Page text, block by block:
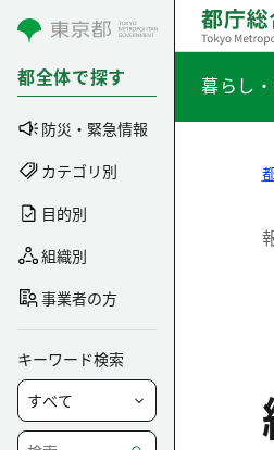
コンテンツにスキップ
都全体で探す
防災・緊急情報
カテゴリ別
目的別
組織別
事業者の方
キーワード検索
暮らし